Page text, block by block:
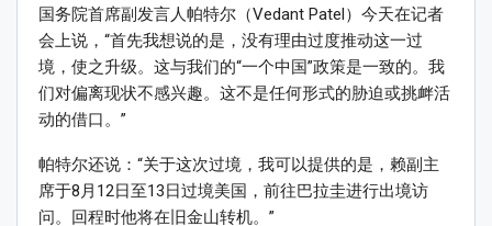
国务院首席副发言人帕特尔（Vedant Patel）今天在记者
会上说，“首先我想说的是，没有理由过度推动这一过
境，使之升级。这与我们的“一个中国”政策是一致的。我
们对偏离现状不感兴趣。这不是任何形式的胁迫或挑衅活
动的借口。”
帕特尔还说：“关于这次过境，我可以提供的是，赖副主
席于8月12日至13日过境美国，前往巴拉圭进行出境访
问。回程时他将在旧金山转机。”